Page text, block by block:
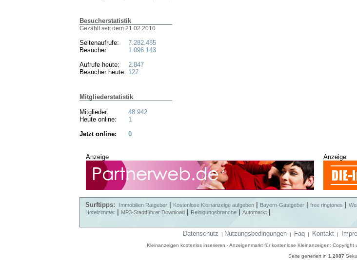
Besucherstatistik
Gezählt seit dem 21.02.2010
Seitenaufrufe:
Besucher:
Aufrufe heute:
Besucher heute:
7.282.485
1.096.143
2.847
122
Mitgliederstatistik
Mitglieder:
Heute online:
48.942
1
Jetzt online:
0
Anzeige Anzeige
Surftipps: Immobilien Ratgeber Kostenlose Kleinanzeige aufgeben Bayern-Gastgeber free ringtones
Hotelzimmer
MP3-Stadtführer Download Reinigungsbranche Automarkt
Datenschutz | Nutzungsbedingungen| Faq| Kontakt|
Kleinanzeigen kostenlos inserieren - Anzeigenmarkt für kostenlose Kleinanzeigen: Copyright
Seite generiert in 1.2087